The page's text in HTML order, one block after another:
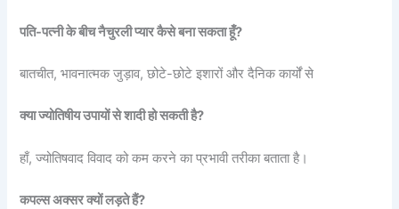
पति-पत्नी के बीच नैचुरली प्यार कैसे बना सकता हूँ?
बातचीत, भावनात्मक जुड़ाव, छोटे-छोटे इशारों और दैनिक कार्यों से
क्या ज्योतिषीय उपायों से शादी हो सकती है?
हाँ, ज्योतिषवाद विवाद को कम करने का प्रभावी तरीका बताता है।
कपल्स अक्सर क्यों लड़ते हैं?